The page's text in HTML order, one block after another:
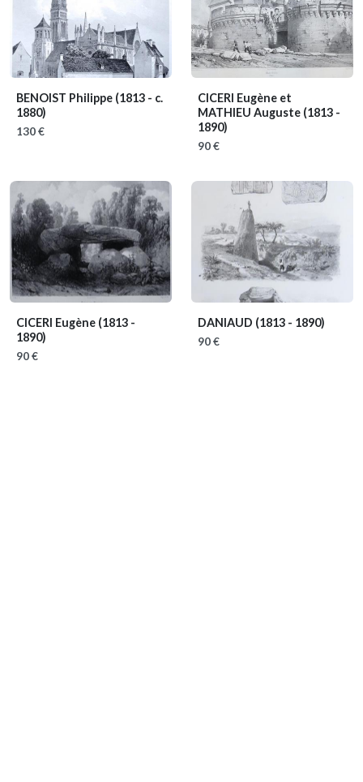
BENOIST Philippe (1813 - c.
1880)
130 €
CICERI Eugène et
MATHIEU Auguste (1813 -
1890)
90 €
CICERI Eugène (1813 -
1890)
90 €
DANIAUD (1813 - 1890)
90 €